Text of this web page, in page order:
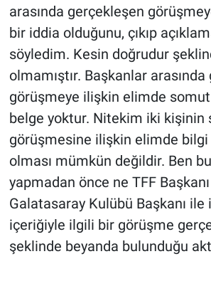
arasında gerçekleşen
bir iddia olduğunu, çıkıp
söyledim. Kesin doğrudur
olmamıştır. Başkanlar
görüşmeye ilişkin elimde
belge yoktur. Nitekim iki kişinin
görüşmesine ilişkin elimde bilgi
olması mümkün değildir. Ben bu
yapmadan önce ne TFF
Galatasaray Kulübü Başkanı ile
içeriğiyle ilgili bir görüşme
şeklinde beyanda bulunduğu